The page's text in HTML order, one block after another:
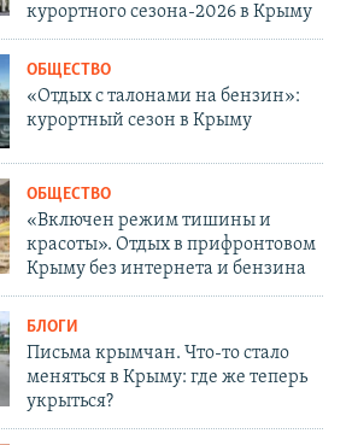
курортного сезона-2026 в Крыму
ОБЩЕСТВО
«Отдых с талонами на бензин»:
курортный сезон в Крыму
ОБЩЕСТВО
«Включен режим тишины и
красоты». Отдых в прифронтовом
Крыму без интернета и бензина
БЛОГИ
Письма крымчан. Что-то стало
меняться в Крыму: где же теперь
укрыться?